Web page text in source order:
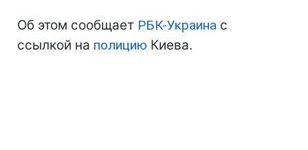
Об этом сообщает РБК-Украина с
ссылкой на полицию Киева.